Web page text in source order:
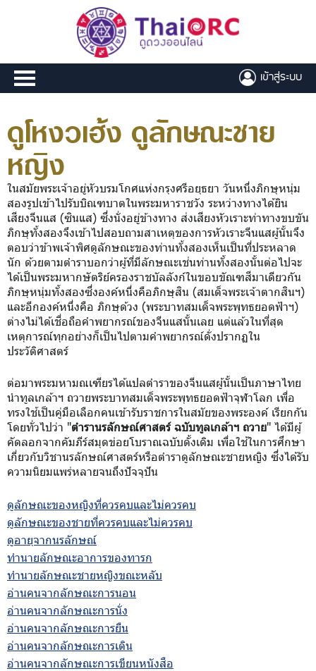
เข้าสู่ระบบ
ดูโหงวเฮ้ง ดูลักษณะชาย
หญิง
ในสมัยพระเจ้าอยู่หัวบรมโกศแห่งกรุงศรีอยุธยา วันหนึ่งภิกษุหนุ่ม
สองรูปเข้าไปรับบิณฑบาตในพระมหาราชวัง ระหว่างทางได้ยิน
เสียงจีนแส (ซินแส) ซึ่งนั่งอยู่ข้างทาง ส่งเสียงหัวเราะท่าทางขบขัน
ภิกษุทั้งสองจึงเข้าไปสอบถามสาเหตุของการหัวเราะจีนแสผู้นั้นจึง
ตอบว่าข้าพเจ้าพิศดูลักษณะของท่านทั้งสองเห็นเป็นที่ประหลาด
นัก ด้วยตามตำราบอกว่าผู้ที่มีลักษณะเช่นท่านทั้งสองนั้นต่อไปจะ
ได้เป็นพระมหากษัตริย์ครองราชบัลลังก์ในขอบขัณฑสีมาเดียวกัน
ภิกษุหนุ่มทั้งสองซึ่งองค์หนึ่งคือภิกษุสิน (สมเด็จพระเจ้าตากสินฯ)
และอีกองค์หนึ่งคือ ภิกษุด้วง (พระบาทสมเด็จพระพุทธยอดฟ้าฯ)
ต่างไม่ได้เชื่อถือคำพยากรณ์ของจีนแสนั้นเลย แต่แล้วในที่สุด
เหตุการณ์ทุกอย่างก็เป็นไปตามคำพยากรณ์ดั่งปรากฏใน
ประวัติศาสตร์
ต่อมาพระมหามณเฑียรได้แปลตำราของจีนแสผู้นั้นเป็นภาษาไทย
นำทูลเกล้าฯ ถวายพระบาทสมเด็จพระพุทธยอดฟ้าจุฬาโลก เพื่อ
ทรงใช้เป็นคู่มือเลือกคนเข้ารับราชการในสมัยของพระองค์ เรียกกัน
โดยทั่วไปว่า "ตำรานรลักษณ์ศาสตร์ ฉบับทูลเกล้าฯ ถวาย" ได้มีผู้
คัดลอกจากคัมภีร์สมุดข่อยโบราณฉบับดั้งเดิม เพื่อใช้ในการศึกษา
เกี่ยวกับวิชานรลักษณ์ศาสตร์หรือตำราดูลักษณะชายหญิง ซึ่งได้รับ
ความนิยมแพร่หลายจนถึงปัจจุปัน
ดูลักษณะของหญิงที่ควรคบและไม่ควรคบ
ดูลักษณะของชายที่ควรคบและไม่ควรคบ
ดูอายุจากนรลักษณ์
ทำนายลักษณะอาการของทารก
ทำนายลักษณะชายหญิงขณะหลับ
อ่านคนจากลักษณะการนอน
อ่านคนจากลักษณะการนั่ง
อ่านคนจากลักษณะการยืน
อ่านคนจากลักษณะการเดิน
อ่านคนจากลักษณะการเขียนหนังสือ